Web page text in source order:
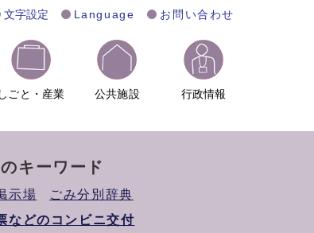
文字設定 Language お問い合わせ
しごと・産業 公共施設 行政情報
キーワード
示場
ごみ分別辞典
などのコンビニ交付